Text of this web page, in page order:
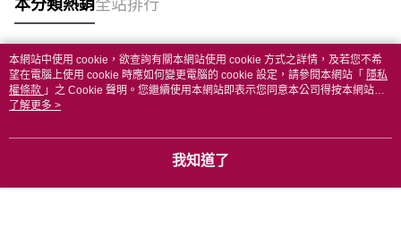
本分類熱銷全站排行
熱門標籤
本網站中使用 cookie，欲查詢有關本網站使用 cookie 方式之詳情，及若您不希
望在電腦上使用 cookie 時應如何變更電腦的 cookie 設定，請參閱本網站「 隱私
權條款 」之 Cookie 聲明。您繼續使用本網站即表示您同意本公司得按本網站使
用條款之 Cookie 聲明使用 cookie。
了解更多 >
我知道了